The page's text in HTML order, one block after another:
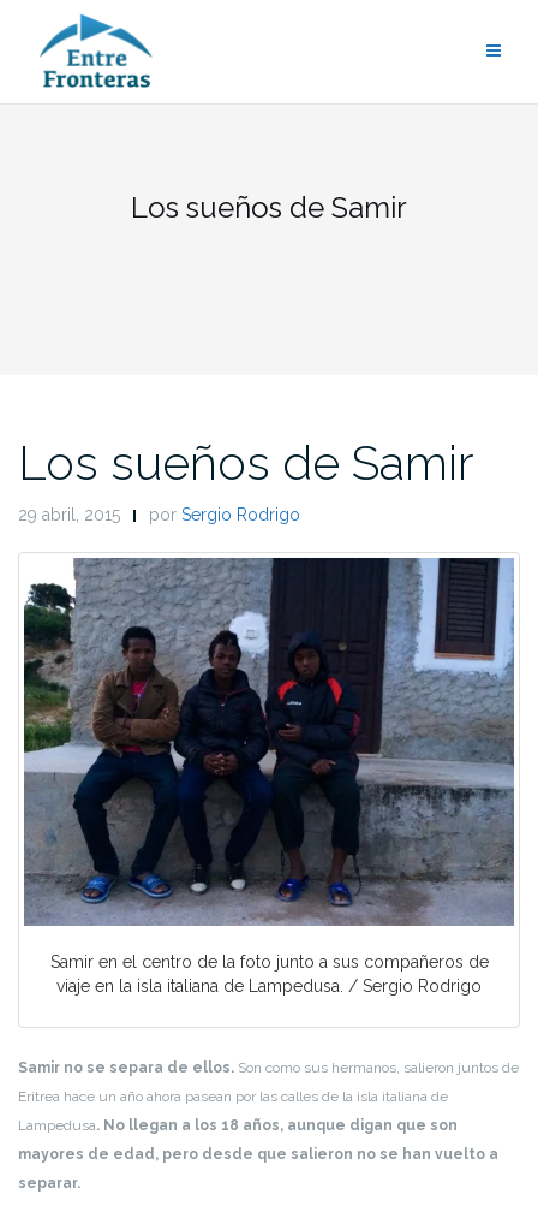
contenido
Los sueños de Samir
Los sueños de Samir
29 abril, 2015 por Sergio Rodrigo
Samir en el centro de la foto junto a sus compañeros de
viaje en la isla italiana de Lampedusa. / Sergio Rodrigo
Samir no se separa de ellos. Son como sus hermanos, salieron juntos de
Eritrea hace un año ahora pasean por las calles de la isla italiana de
Lampedusa. No llegan a los 18 años, aunque digan que son
mayores de edad, pero desde que salieron no se han vuelto a
separar.